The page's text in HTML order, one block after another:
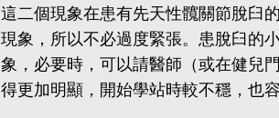
這二個現象在患有先天性髖關節脫臼
現象，所以不必過度緊張。患脫臼的
象，必要時，可以請醫師（或在健兒
得更加明顯，開始學站時較不穩，也容